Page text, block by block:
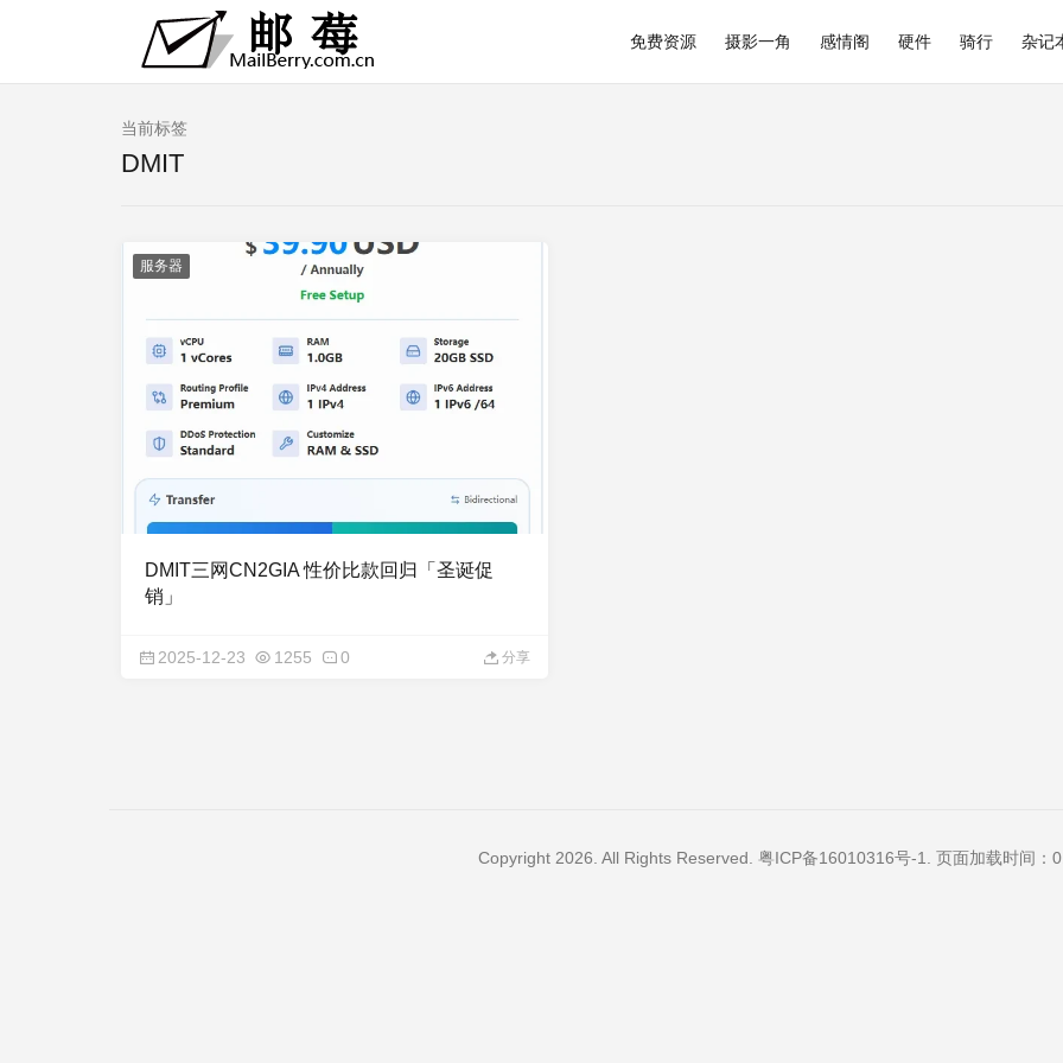
免费资源 摄影一角 感情阁 硬件 骑行 杂记
当前标签
DMIT
服务器
DMIT三网CN2GIA 性价比款回归「圣诞促
销」
2025-12-23 1255 0 分享
Copyright 2026. All Rights Reserved. 粤ICP备16010316号-1 . 页面加载时间：